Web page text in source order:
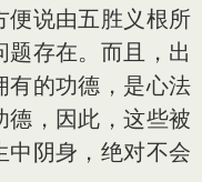
便说由五胜义根所
存在。而且，出
有的功德，是心法
德，因此，这些被
中阴身，绝对不会